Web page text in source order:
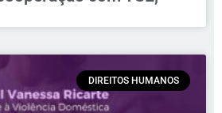
DIREITOS HUMANOS